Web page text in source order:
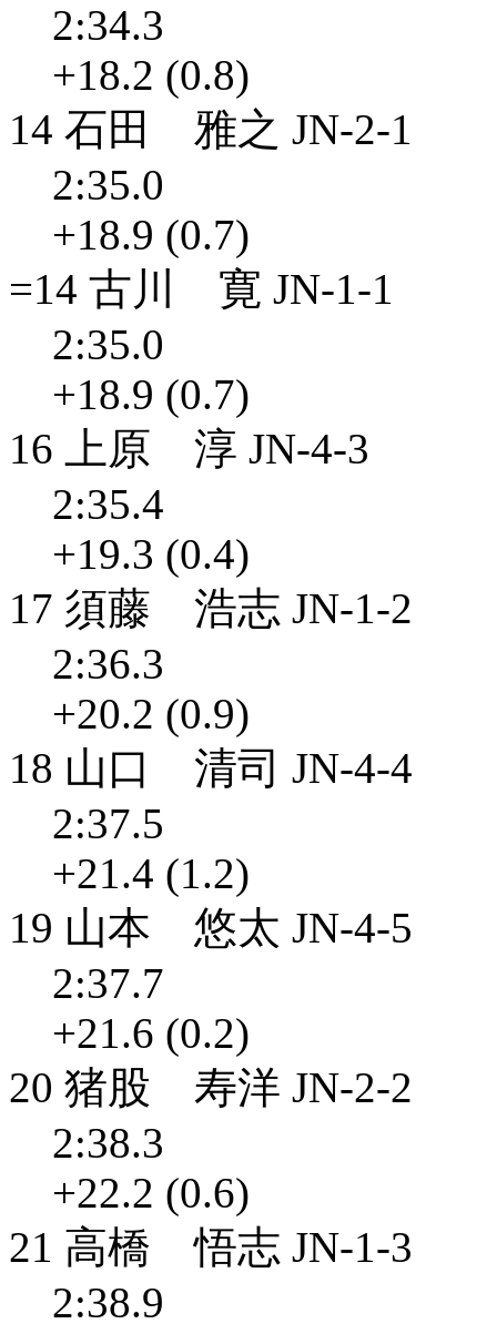
2:34.3
+18.2 (0.8)
14 石田 雅之 JN-2-1
2:35.0
+18.9 (0.7)
=14 古川 寛 JN-1-1
2:35.0
+18.9 (0.7)
16 上原 淳 JN-4-3
2:35.4
+19.3 (0.4)
17 須藤 浩志 JN-1-2
2:36.3
+20.2 (0.9)
18 山口 清司 JN-4-4
2:37.5
+21.4 (1.2)
19 山本 悠太 JN-4-5
2:37.7
+21.6 (0.2)
20 猪股 寿洋 JN-2-2
2:38.3
+22.2 (0.6)
21 高橋 悟志 JN-1-3
2:38.9